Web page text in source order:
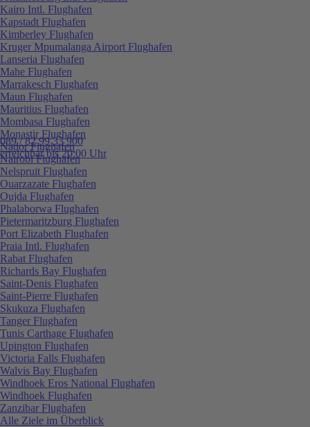
089 / 82 99 33 900
erreichbar bis 20:00 Uhr
Kairo Intl. Flughafen
Kapstadt Flughafen
Kimberley Flughafen
Kruger Mpumalanga Airport Flughafen
Lanseria Flughafen
Mahe Flughafen
Marrakesch Flughafen
Maun Flughafen
Mauritius Flughafen
Mombasa Flughafen
Monastir Flughafen
Nador Flughafen
Nairobi Flughafen
Nelspruit Flughafen
Ouarzazate Flughafen
Oujda Flughafen
Phalaborwa Flughafen
Pietermaritzburg Flughafen
Port Elizabeth Flughafen
Praia Intl. Flughafen
Rabat Flughafen
Richards Bay Flughafen
Saint-Denis Flughafen
Saint-Pierre Flughafen
Skukuza Flughafen
Tanger Flughafen
Tunis Carthage Flughafen
Upington Flughafen
Victoria Falls Flughafen
Walvis Bay Flughafen
Windhoek Eros National Flughafen
Windhoek Flughafen
Zanzibar Flughafen
Alle Ziele im Überblick